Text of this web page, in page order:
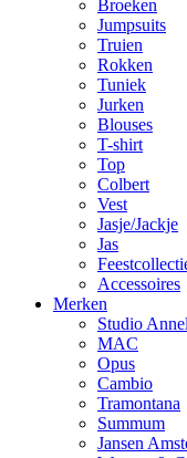
Broeken
Jumpsuits
Truien
Rokken
Tuniek
Jurken
Blouses
T-shirt
Top
Colbert
Vest
Jasje/Jackje
Jas
Accessoires
Merken
Studio
MAC
Opus
Cambio
Tramontana
Summum
Jansen